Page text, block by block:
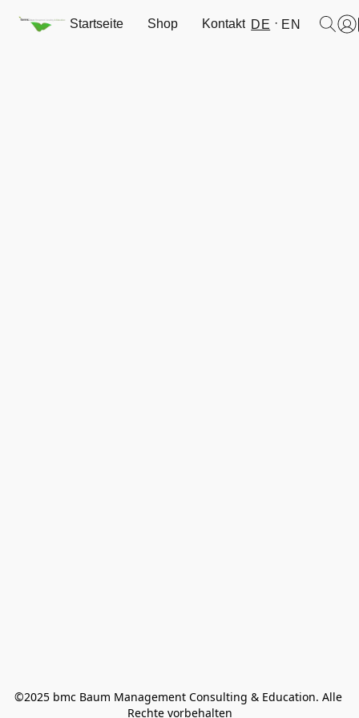
Startseite Shop Kontakt DE EN
©2025 bmc Baum Management Consulting & Education. Alle
Rechte vorbehalten